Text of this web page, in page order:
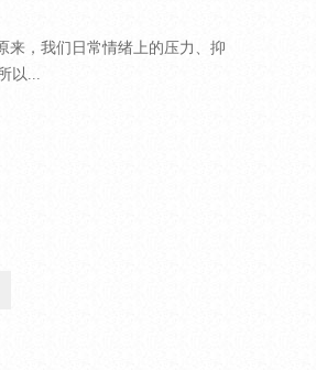
来，我们日常情绪上的压力、抑
以...